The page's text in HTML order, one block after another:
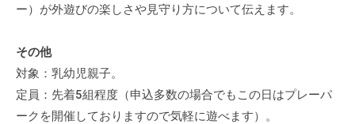
ア
活
動
の
ー）が外遊びの楽しさや見守り方について伝えます。
その他
対象：乳幼児親子。
定員：先着5組程度（申込多数の場合でもこの日はプレーパ
ークを開催しておりますので気軽に遊べます）。